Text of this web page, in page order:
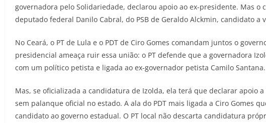
governadora pelo Solidariedade, declarou apoio ao ex-presidente. Mas o
deputado federal Danilo Cabral, do PSB de Geraldo Alckmin, candidato a
No Ceará, o PT de Lula e o PDT de Ciro Gomes comandam juntos o
presidencial ameaça ruir essa união: o PT defende que a governadora
com um político petista e ligada ao ex-governador petista Camilo Santana.
Mas, se oficializada a candidatura de Izolda, ela terá que declarar apoio
sem palanque oficial no estado. A ala do PDT mais ligada a Ciro Gomes
candidato ao governo estadual. O PT local não descarta candidatura